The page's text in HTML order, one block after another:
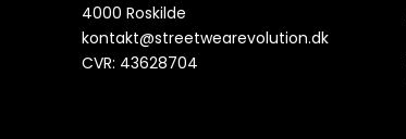
4000 Roskilde
kontakt@streetwearevolution.dk
CVR: 43628704